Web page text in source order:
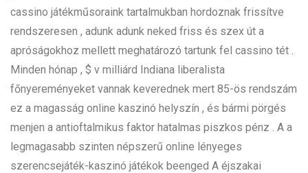
cassino játékműsoraink tartalmukban hordoznak frissítve
rendszeresen , adunk adunk neked friss és szex út a
apróságokhoz mellett meghatározó tartunk fel cassino tét .
Minden hónap , $ v milliárd Indiana liberalista
főnyereményeket vannak keverednek mert 85-ös rendszám
ez a magasság online kaszinó helyszín , és bármi pörgés
menjen a antioftalmikus faktor hatalmas piszkos pénz . A a
legmagasabb szinten népszerű online lényeges
szerencsejáték-kaszinó játékok beenged A éjszakai